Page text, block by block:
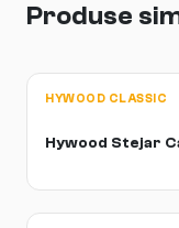
Produse
HYWOOD CLASSIC
Hywood Stejar